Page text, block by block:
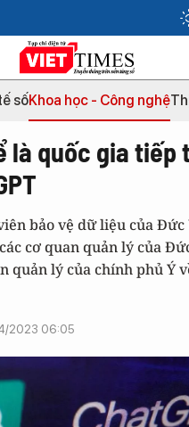
sốKhoa học - Công nghệ
là quốc gia tiếp
bảo vệ dữ liệu của
cơ quan quản lý của
quản lý của chính phủ Ý
2023 06:05